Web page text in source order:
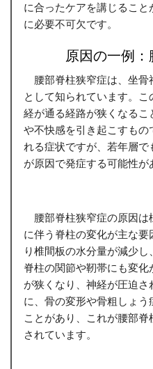
に合ったケアを講じるこ
に必要不可欠です。
原因の一例
腰部脊柱狭窄症は、坐骨
として知られています。
経が通る経路が狭くなる
や不快感を引き起こすも
れる症状ですが、若年層
が原因で発症する可能性が
腰部脊柱狭窄症の原因は
に伴う脊柱の変化が主な
り椎間板の水分量が減少し
脊柱の関節や靭帯にも変
が狭くなり、神経が圧迫
に、骨の変形や骨粗しょ
ことがあり、これが腰部
されています。